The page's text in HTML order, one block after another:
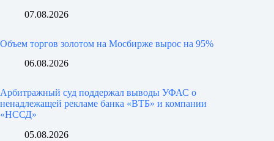
07.08.2026
Объем торгов золотом на Мосбирже вырос на 95%
06.08.2026
Арбитражный суд поддержал выводы УФАС о
ненадлежащей рекламе банка «ВТБ» и компании
«НССД»
05.08.2026